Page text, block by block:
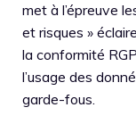
met à l’épreuve
et risques »
la conformité
l’usage des
garde-fous.